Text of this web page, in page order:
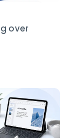
over